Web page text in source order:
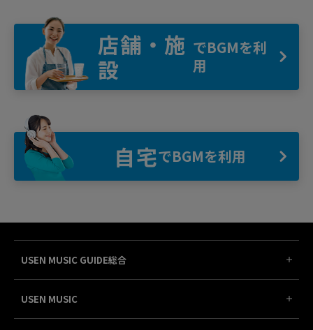
店舗・施
設
でBGMを利
用
自宅でBGMを利用
USEN MUSIC GUIDE総合
USEN MUSIC